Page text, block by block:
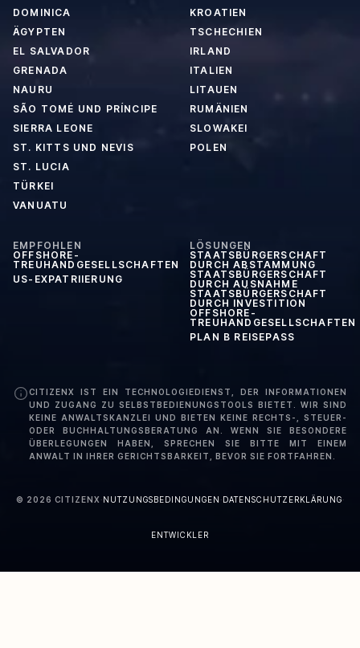
DOMINICA
ÄGYPTEN
EL SALVADOR
GRENADA
NAURU
SÃO TOMÉ UND PRÍNCIPE
SIERRA LEONE
ST. KITTS UND NEVIS
ST. LUCIA
TÜRKEI
VANUATU
KROATIEN
TSCHECHIEN
IRLAND
ITALIEN
LITAUEN
RUMÄNIEN
SLOWAKEI
POLEN
EMPFOHLEN
OFFSHORE-
TREUHANDGESELLSCHAFTEN
US-EXPATRIIERUNG
LÖSUNGEN
STAATSBÜRGERSCHAFT
DURCH ABSTAMMUNG
STAATSBÜRGERSCHAFT
DURCH AUSNAHME
STAATSBÜRGERSCHAFT
DURCH INVESTITION
OFFSHORE-
TREUHANDGESELLSCHAFTEN
PLAN B REISEPASS
CITIZENX IST EIN TECHNOLOGIEDIENST, DER INFORMATIONEN
UND ZUGANG ZU SELBSTBEDIENUNGSTOOLS BIETET. WIR SIND
KEINE ANWALTSKANZLEI UND BIETEN KEINE RECHTS-, STEUER-
ODER BUCHHALTUNGSBERATUNG AN. WENN SIE BESONDERE
ÜBERLEGUNGEN HABEN, SPRECHEN SIE BITTE MIT EINEM
ANWALT IN IHRER GERICHTSBARKEIT, BEVOR SIE FORTFAHREN.
© 2026 CITIZENX ·NUTZUNGSBEDINGUNGEN ·DATENSCHUTZERKLÄRUNG·
ENTWICKLER